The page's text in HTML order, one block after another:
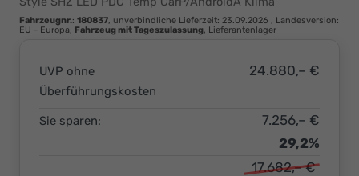
Ihr
Innovatives
Fahrzeugnr.: 180837 , unverbindliche Lieferzeit: 23.09.2026 , Landesversion:
EU - Europa, Fahrzeug mit Tageszulassung , Lieferantenlager
UVP ohne
Überführungskosten
24.880,– €
Sie sparen:
7.256,– €
29,2%
17.682,– €